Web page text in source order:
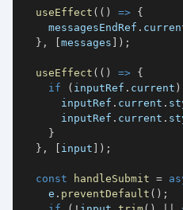
useEffect ( ( ) => {
    messagesEndRef
.
} , [messages ] ) ;
useEffect ( ( ) => {
if
( inputRef . current )
      inputRef
. current .
      inputRef
. current .
}
} , [ input ] ) ;
const handleSubmit =
    e
. preventDefault ( ) ;